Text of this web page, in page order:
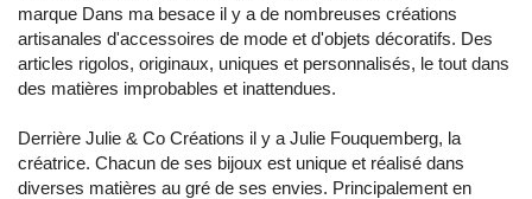
marque Dans ma besace il y a de nombreuses créations
artisanales d'accessoires de mode et d'objets décoratifs. Des
articles rigolos, originaux, uniques et personnalisés, le tout dans
des matières improbables et inattendues.
Derrière Julie & Co Créations il y a Julie Fouquemberg, la
créatrice. Chacun de ses bijoux est unique et réalisé dans
diverses matières au gré de ses envies. Principalement en